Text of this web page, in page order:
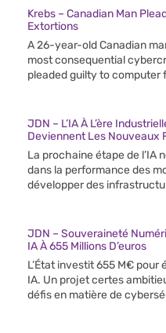
Krebs – Canadian Man
Extortions
A 26-year-old Canadian
most consequential
pleaded guilty to computer
JDN – L’IA À L’ère
Deviennent Les Nouveaux
La prochaine étape de l’IA
dans la performance des
développer des
JDN – Souveraineté
IA À 655 Millions D’euros
L’État investit 655 M€ pour
IA. Un projet certes
défis en matière de